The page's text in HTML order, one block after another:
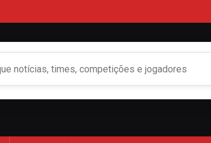
360